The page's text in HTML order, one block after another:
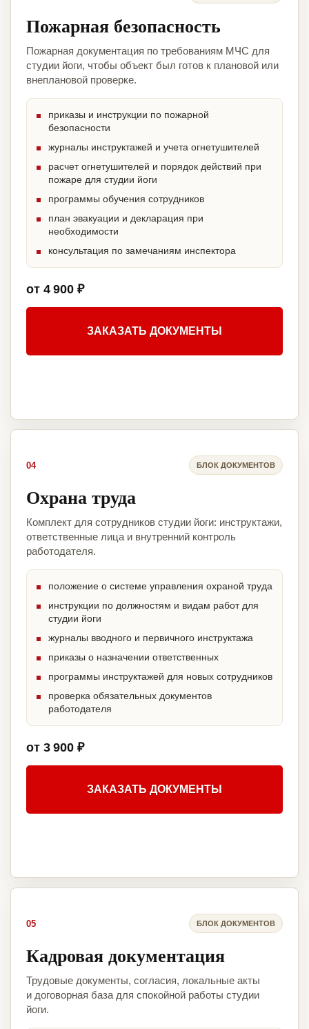
Пожарная безопасность
Пожарная документация по требованиям МЧС для
студии йоги, чтобы объект был готов к плановой или
внеплановой проверке.
приказы и инструкции по пожарной
безопасности
журналы инструктажей и учета огнетушителей
расчет огнетушителей и порядок действий при
пожаре для студии йоги
программы обучения сотрудников
план эвакуации и декларация при
необходимости
консультация по замечаниям инспектора
от 4 900 ₽
ЗАКАЗАТЬ ДОКУМЕНТЫ
04 БЛОК ДОКУМЕНТОВ
Охрана труда
Комплект для сотрудников студии йоги: инструктажи,
ответственные лица и внутренний контроль
работодателя.
положение о системе управления охраной труда
инструкции по должностям и видам работ для
студии йоги
журналы вводного и первичного инструктажа
приказы о назначении ответственных
программы инструктажей для новых сотрудников
проверка обязательных документов
работодателя
от 3 900 ₽
ЗАКАЗАТЬ ДОКУМЕНТЫ
05 БЛОК ДОКУМЕНТОВ
Кадровая документация
Трудовые документы, согласия, локальные акты
и договорная база для спокойной работы студии
йоги.